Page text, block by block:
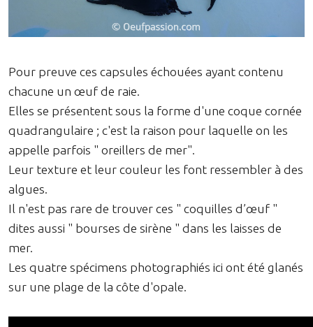
Pour preuve ces capsules échouées ayant contenu
chacune un œuf de raie.
Elles se présentent sous la forme d'une coque cornée
quadrangulaire ; c'est la raison pour laquelle on les
appelle parfois " oreillers de mer".
Leur texture et leur couleur les font ressembler à des
algues.
Il n'est pas rare de trouver ces " coquilles d’œuf "
dites aussi " bourses de sirène " dans les laisses de
mer.
Les quatre spécimens photographiés ici ont été glanés
sur une plage de la côte d'opale.